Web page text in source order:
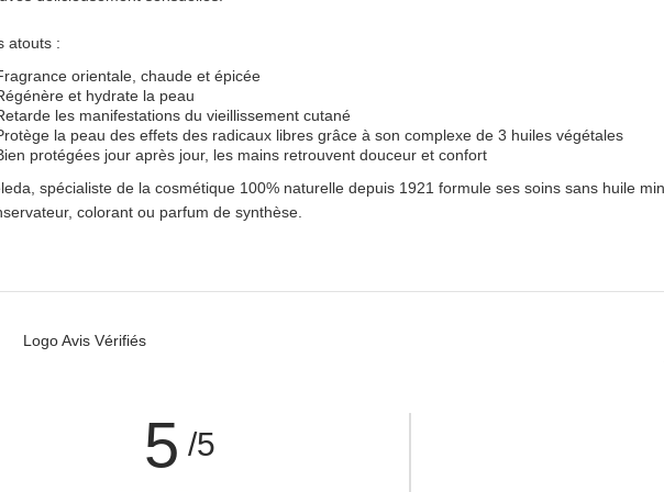
atouts :
orientale, chaude et épicée
et hydrate la peau
les manifestations du vieillissement cutané
la peau des effets des radicaux libres grâce à son complexe de 3 huiles végétales
protégées jour après jour, les mains retrouvent douceur et confort
spécialiste de la cosmétique 100% naturelle depuis 1921 formule ses soins sans huile
colorant ou parfum de synthèse.
5 /5